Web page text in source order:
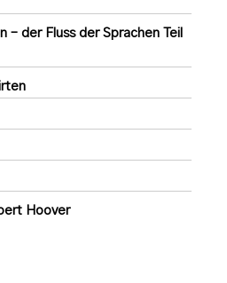
– der Fluss der Sprachen Teil
Hoover